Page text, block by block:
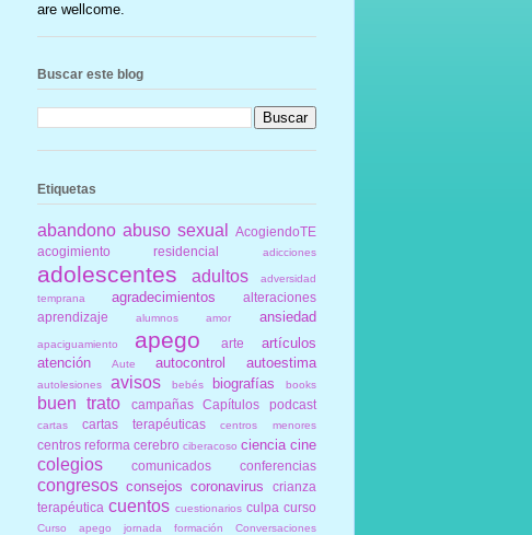
are wellcome.
Buscar este blog
Etiquetas
abandono abuso sexual
AcogiendoTE
acogimiento residencial
adicciones
adolescentes adultos
adversidad
temprana
agradecimientos
alteraciones
aprendizaje
alumnos amor ansiedad
apaciguamiento apego arte
artículos
atención
Aute autocontrol autoestima
autolesiones avisos bebés biografías books
buen trato campañas Capítulos podcast
cartas cartas terapéuticas centros menores
centros reforma cerebro ciberacoso ciencia cine
colegios comunicados conferencias
congresos consejos coronavirus
crianza
terapéutica cuentos cuestionarios culpa curso
Curso apego jornada formación Conversaciones